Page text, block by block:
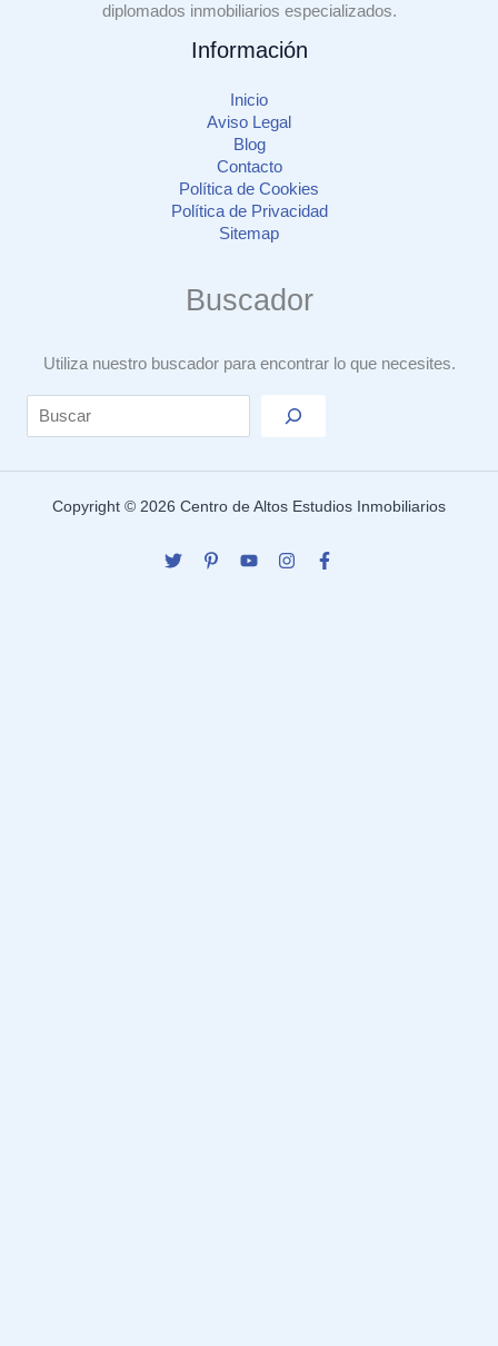
diplomados inmobiliarios especializados.
Información
Inicio
Aviso Legal
Blog
Contacto
Política de Cookies
Política de Privacidad
Sitemap
Buscador
Utiliza nuestro buscador para encontrar lo que necesites.
Copyright © 2026 Centro de Altos Estudios Inmobiliarios